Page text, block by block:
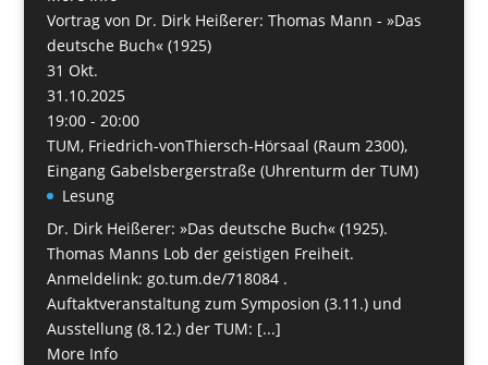
Vortrag von Dr. Dirk Heißerer: Thomas Mann - »Das
deutsche Buch« (1925)
31 Okt.
31.10.2025
19:00 - 20:00
TUM, Friedrich-vonThiersch-Hörsaal (Raum 2300),
Eingang Gabelsbergerstraße (Uhrenturm der TUM)
Lesung
Dr. Dirk Heißerer: »Das deutsche Buch« (1925).
Thomas Manns Lob der geistigen Freiheit.
Anmeldelink: go.tum.de/718084 .
Auftaktveranstaltung zum Symposion (3.11.) und
Ausstellung (8.12.) der TUM: [...]
More Info